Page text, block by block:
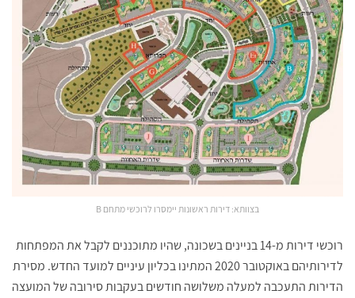
בצוותא: דירות ראשונות יימסרו לרוכשי מתחם B
רוכשי דירות מ-14 בניינים בשכונה, שהיו מתוכננים לקבל את המפתחות
לדירותיהם באוקטובר 2020 המתינו בכליון עיניים למועד החדש. מסירת
הדירות התעכבה למעלה משלושה חודשים בעקבות סירובה של המועצה